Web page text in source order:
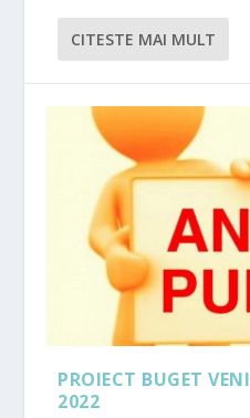
CITESTE MAI MULT
PROIECT BUGET
2022